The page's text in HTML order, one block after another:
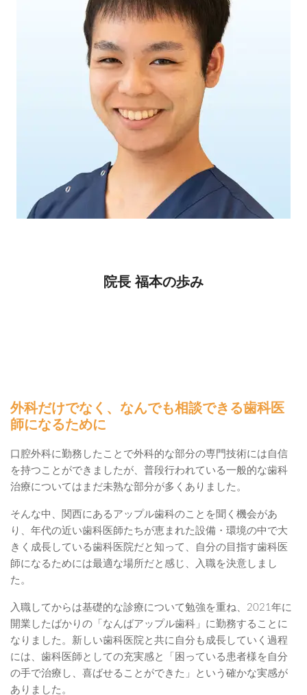
院長 福本の歩み
外科だけでなく、なんでも相談できる歯科医
師になるために
口腔外科に勤務したことで外科的な部分の専門技術には自信
を持つことができましたが、普段行われている一般的な歯科
治療についてはまだ未熟な部分が多くありました。
そんな中、関西にあるアップル歯科のことを聞く機会があ
り、年代の近い歯科医師たちが恵まれた設備・環境の中で大
きく成長している歯科医院だと知って、自分の目指す歯科医
師になるためには最適な場所だと感じ、入職を決意しまし
た。
入職してからは基礎的な診療について勉強を重ね、2021年に
開業したばかりの「なんばアップル歯科」に勤務することに
なりました。新しい歯科医院と共に自分も成長していく過程
には、歯科医師としての充実感と「困っている患者様を自分
の手で治療し、喜ばせることができた」という確かな実感が
ありました。